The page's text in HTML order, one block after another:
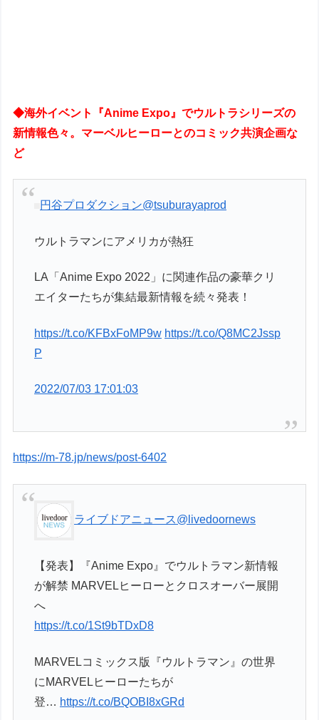
◆海外イベント『Anime Expo』でウルトラシリーズの
新情報色々。マーベルヒーローとのコミック共演企画な
ど
円谷プロダクション@tsuburayaprod
ウルトラマンにアメリカが熱狂
LA「Anime Expo 2022」に関連作品の豪華クリ
エイターたちが集結最新情報を続々発表！
https://t.co/KFBxFoMP9w https://t.co/Q8MC2Jssp
P
2022/07/03 17:01:03
https://m-78.jp/news/post-6402
ライブドアニュース@livedoornews
【発表】『Anime Expo』でウルトラマン新情報
が解禁 MARVELヒーローとクロスオーバー展開
へ
https://t.co/1St9bTDxD8
MARVELコミックス版『ウルトラマン』の世界
にMARVELヒーローたちが
登… https://t.co/BQOBI8xGRd